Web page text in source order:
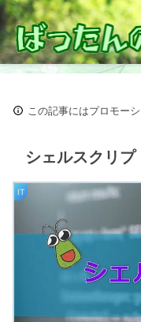
この記事にはプロモー
シェルスクリプ
IT